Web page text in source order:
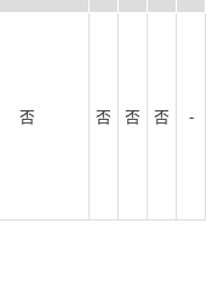
否 否 否 否 -